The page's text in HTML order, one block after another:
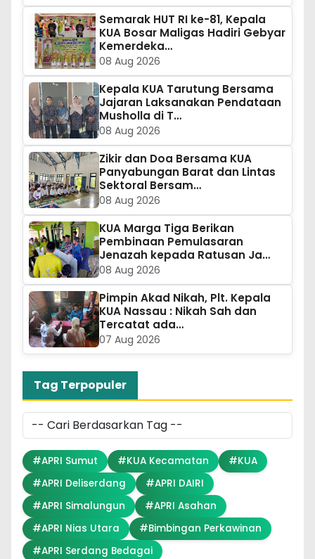
Semarak HUT RI ke-81, Kepala
KUA Bosar Maligas Hadiri Gebyar
Kemerdeka…
08 Aug 2026
Kepala KUA Tarutung Bersama
Jajaran Laksanakan Pendataan
Musholla di T…
08 Aug 2026
Zikir dan Doa Bersama KUA
Panyabungan Barat dan Lintas
Sektoral Bersam…
08 Aug 2026
KUA Marga Tiga Berikan
Pembinaan Pemulasaran
Jenazah kepada Ratusan Ja…
08 Aug 2026
Pimpin Akad Nikah, Plt. Kepala
KUA Nassau : Nikah Sah dan
Tercatat ada…
07 Aug 2026
Tag Terpopuler
#APRI Sumut #KUA Kecamatan
#KUA
#APRI Deliserdang
#APRI DAIRI
#APRI Simalungun
#APRI Asahan
#APRI Nias Utara
#Bimbingan Perkawinan
#APRI Serdang Bedagai